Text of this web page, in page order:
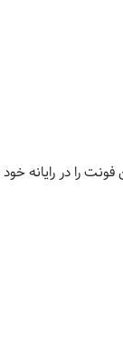
را در رایانه